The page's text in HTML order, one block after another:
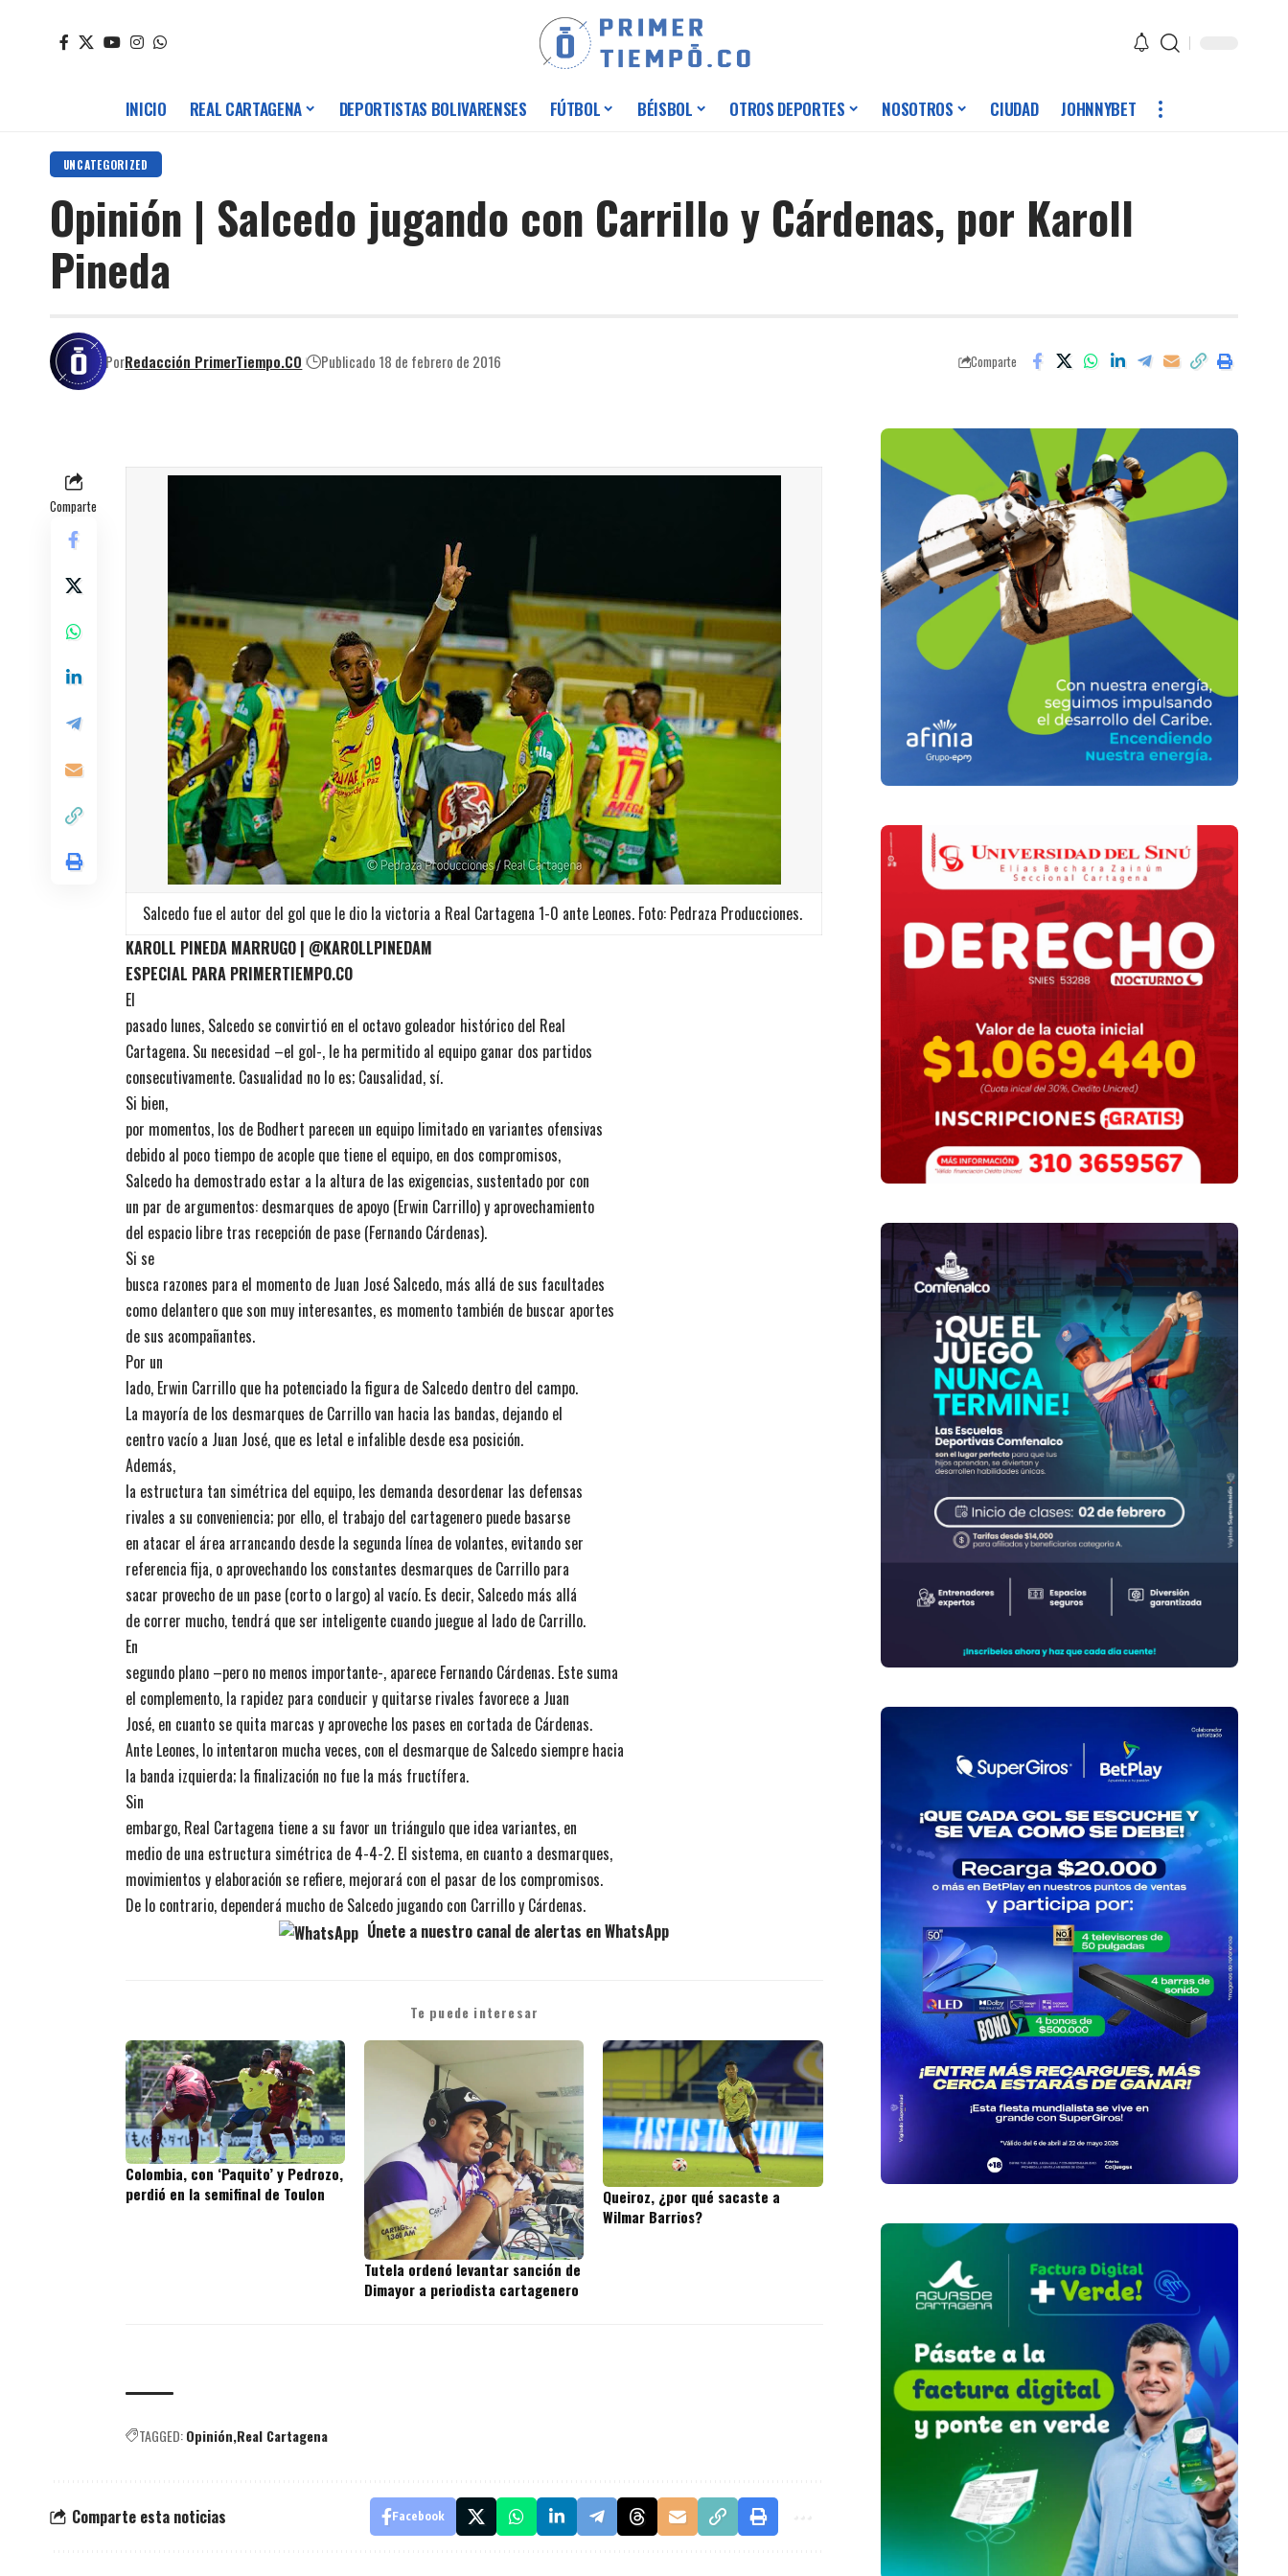
INICIO REAL CARTAGENA DEPORTISTAS BOLIVARENSES FÚTBOL BÉISBOL OTROS DEPORTES NOSOTROS CIUDAD JOHNNYBET
UNCATEGORIZED
Opinión | Salcedo jugando con Carrillo y Cárdenas, por Karoll
Pineda
PorRedacción PrimerTiempo.CO Publicado 18 de febrero de 2016 Comparte
Comparte
Salcedo fue el autor del gol que le dio la victoria a Real Cartagena 1-0 ante Leones. Foto: Pedraza Producciones.
KAROLL PINEDA MARRUGO | @KAROLLPINEDAM
ESPECIAL PARA PRIMERTIEMPO.CO
El
pasado lunes, Salcedo se convirtió en el octavo goleador histórico del Real
Cartagena. Su necesidad –el gol-, le ha permitido al equipo ganar dos partidos
consecutivamente. Casualidad no lo es; Causalidad, sí.
Si bien,
por momentos, los de Bodhert parecen un equipo limitado en variantes ofensivas
debido al poco tiempo de acople que tiene el equipo, en dos compromisos,
Salcedo ha demostrado estar a la altura de las exigencias, sustentado por con
un par de argumentos: desmarques de apoyo (Erwin Carrillo) y aprovechamiento
del espacio libre tras recepción de pase (Fernando Cárdenas).
Si se
busca razones para el momento de Juan José Salcedo, más allá de sus facultades
como delantero que son muy interesantes, es momento también de buscar aportes
de sus acompañantes.
Por un
lado, Erwin Carrillo que ha potenciado la figura de Salcedo dentro del campo.
La mayoría de los desmarques de Carrillo van hacia las bandas, dejando el
centro vacío a Juan José, que es letal e infalible desde esa posición.
Además,
la estructura tan simétrica del equipo, les demanda desordenar las defensas
rivales a su conveniencia; por ello, el trabajo del cartagenero puede basarse
en atacar el área arrancando desde la segunda línea de volantes, evitando ser
referencia fija, o aprovechando los constantes desmarques de Carrillo para
sacar provecho de un pase (corto o largo) al vacío. Es decir, Salcedo más allá
de correr mucho, tendrá que ser inteligente cuando juegue al lado de Carrillo.
En
segundo plano –pero no menos importante-, aparece Fernando Cárdenas. Este suma
el complemento, la rapidez para conducir y quitarse rivales favorece a Juan
José, en cuanto se quita marcas y aproveche los pases en cortada de Cárdenas.
Ante Leones, lo intentaron mucha veces, con el desmarque de Salcedo siempre hacia
la banda izquierda; la finalización no fue la más fructífera.
Sin
embargo, Real Cartagena tiene a su favor un triángulo que idea variantes, en
medio de una estructura simétrica de 4-4-2. El sistema, en cuanto a desmarques,
movimientos y elaboración se refiere, mejorará con el pasar de los compromisos.
De lo contrario, dependerá mucho de Salcedo jugando con Carrillo y Cárdenas.
Únete a nuestro canal de alertas en WhatsApp
Te puede interesar
Colombia, con ‘Paquito’ y Pedrozo,
perdió en la semifinal de Toulon
Tutela ordenó levantar sanción de
Dimayor a periodista cartagenero
Queiroz, ¿por qué sacaste a
Wilmar Barrios?
TAGGED:Opinión Real Cartagena
Comparte esta noticias Facebook